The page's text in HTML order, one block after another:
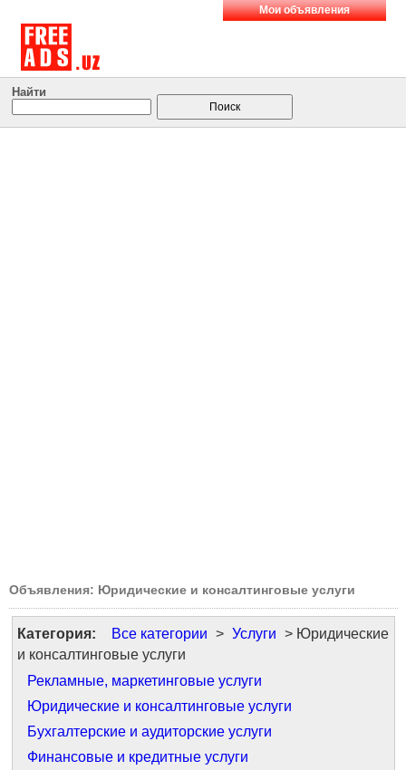
Мои объявления
Найти
Объявления: Юридические и консалтинговые услуги
Категория: Все категории > Услуги > Юридические
и консалтинговые услуги
Рекламные, маркетинговые услуги
Юридические и консалтинговые услуги
Бухгалтерские и аудиторские услуги
Финансовые и кредитные услуги